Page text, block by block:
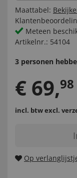
Maattabel:
Meteen
Artikelnr.: 54104
3 personen
€ 69,98
incl. btwexcl.
Op